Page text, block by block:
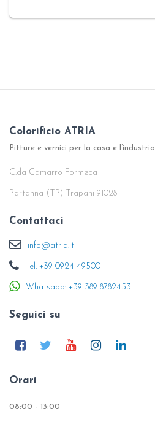
Colorificio ATRIA
Pitture e vernici per la casa e l’industria
C.da Camarro Formeca
Partanna (TP) Trapani 91028
Contattaci
info@atria.it
Tel: +39 0924 49500
Whatsapp: +39 389 8782453
Seguici su
Orari
08:00 - 13:00